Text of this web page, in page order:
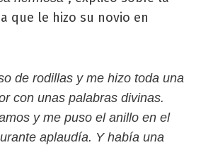
que le hizo su novio en
de rodillas y me hizo toda una
con unas palabras divinas.
y me puso el anillo en el
aplaudía. Y había una